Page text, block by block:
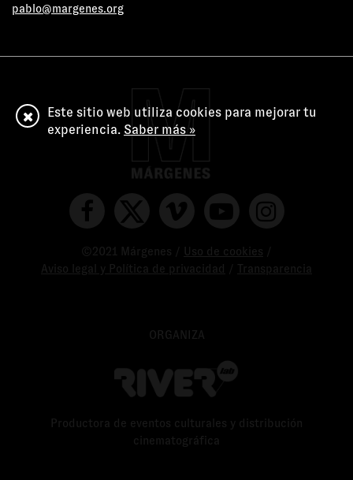
pablo@margenes.org
©2021 Márgenes / Uso de cookies
Aviso legal y Política de privacidad
Transparencia
ORGANIZA
Productora de eventos culturales y distribución
cinematográfica
Este sitio web utiliza cookies para mejorar tu
experiencia. Saber más »